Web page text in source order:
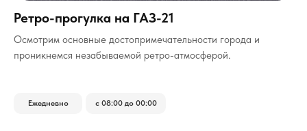
Осмотрим основные достопримечательности города и
проникнемся незабываемой ретро-атмосферой.
Ежедневно с 08:00 до 00:00
Ретро-прогулка на ГАЗ-21